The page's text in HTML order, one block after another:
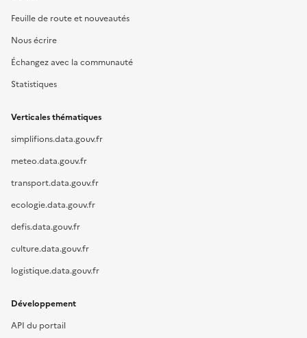
Feuille de route et nouveautés
Nous écrire
Échangez avec la communauté
Statistiques
Verticales thématiques
simplifions.data.gouv.fr
meteo.data.gouv.fr
transport.data.gouv.fr
ecologie.data.gouv.fr
defis.data.gouv.fr
culture.data.gouv.fr
logistique.data.gouv.fr
Développement
API du portail